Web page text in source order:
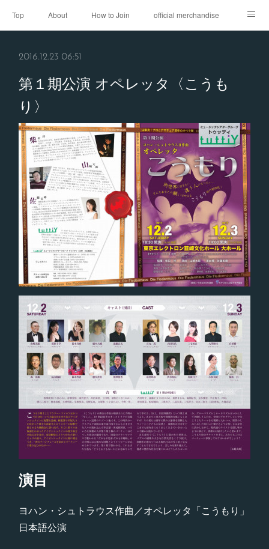
Top About How to Join official merchandise
2016.12.23 06:51
第１期公演 オペレッタ〈こうも
り〉
演目
ヨハン・シュトラウス作曲／オペレッタ「こうもり」
日本語公演